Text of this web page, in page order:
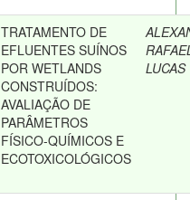
TRATAMENTO DE
EFLUENTES SUÍNOS
POR WETLANDS
CONSTRUÍDOS:
AVALIAÇÃO DE
PARÂMETROS
FÍSICO-QUÍMICOS E
ECOTOXICOLÓGICOS
LUCAS